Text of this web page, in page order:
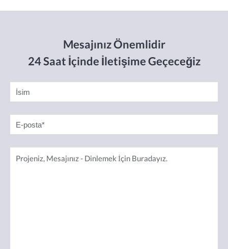
Mesajınız Önemlidir
24 Saat İçinde İletişime Geçeceğiz